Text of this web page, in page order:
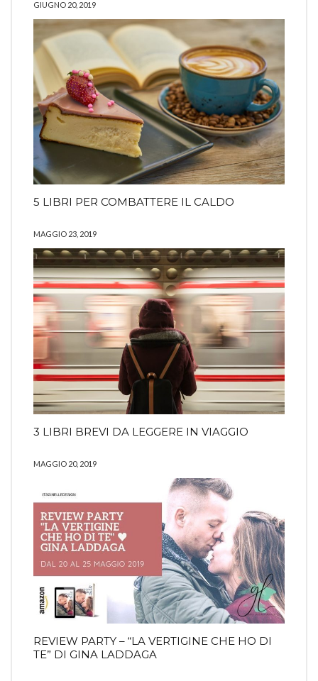
GIUGNO 20, 2019
5 LIBRI PER COMBATTERE IL CALDO
MAGGIO 23, 2019
3 LIBRI BREVI DA LEGGERE IN VIAGGIO
MAGGIO 20, 2019
REVIEW PARTY – “LA VERTIGINE CHE HO DI
TE” DI GINA LADDAGA